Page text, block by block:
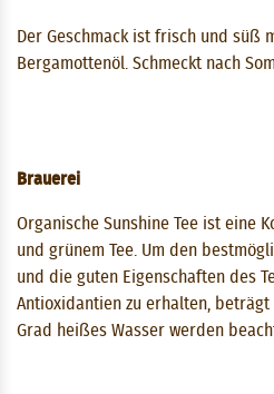
Der Geschmack ist frisch und süß
Bergamottenöl. Schmeckt nach
Brauerei
Organische Sunshine Tee ist eine
und grünem Tee. Um den
und die guten Eigenschaften des
Antioxidantien zu erhalten, beträgt
Grad heißes Wasser werden